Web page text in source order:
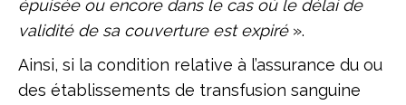
épuisée ou encore dans le cas où le délai de
validité de sa couverture est expiré».
Ainsi, si la condition relative à l’assurance du ou
des établissements de transfusion sanguine